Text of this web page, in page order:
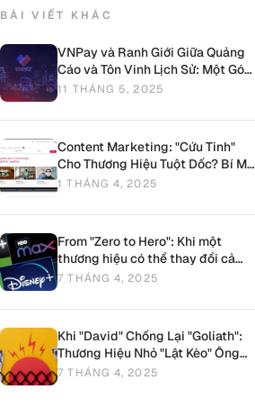
BÀI VIẾT KHÁC
VNPay và Ranh Giới Giữa Quảng
Cáo và Tôn Vinh Lịch Sử: Một Góc
Nhìn Từ Màn Trình Diễn Drone
11 THÁNG 5, 2025
Content Marketing: "Cứu Tinh"
Cho Thương Hiệu Tuột Dốc? Bí Mật
Phục Hồi Sau Khủng Hoảng!
1 THÁNG 4, 2025
From "Zero to Hero": Khi một
thương hiệu có thể thay đổi cả
ngành công nghiệp
7 THÁNG 4, 2025
Khi "David" Chống Lại "Goliath":
Thương Hiệu Nhỏ "Lật Kèo" Ông
Lớn Bằng Nội Dung
7 THÁNG 4, 2025